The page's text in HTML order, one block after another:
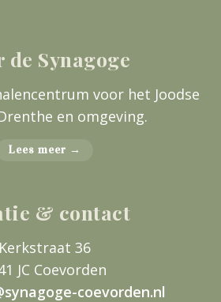
de Synagoge
voor het Joodse
en omgeving.
Lees meer →
& contact
Kerkstraat 36
JC Coevorden
coevorden.nl